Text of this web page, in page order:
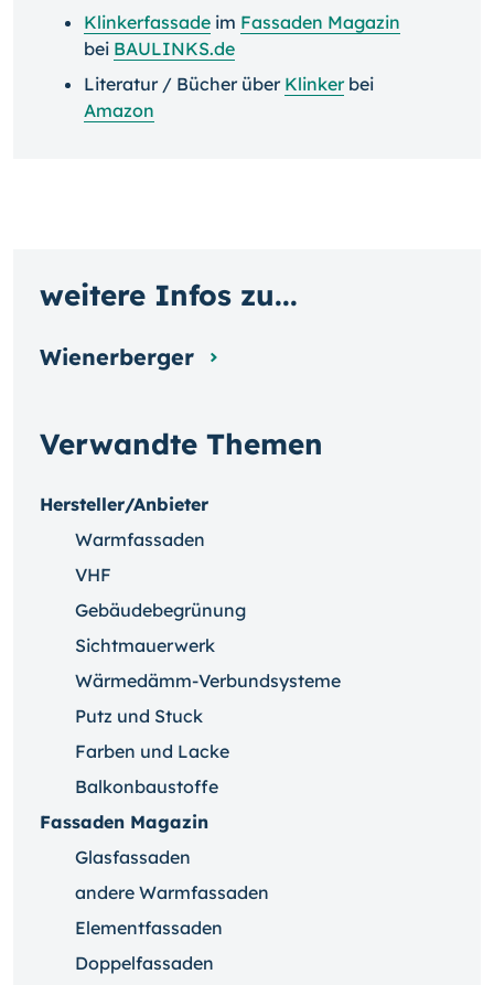
Klinkerfassade im Fassaden Magazin
bei BAULINKS.de
Literatur / Bücher über Klinkerbei
Amazon
Verwandte Themen
Hersteller/Anbieter
Warmfassaden
VHF
Gebäudebegrünung
Sichtmauerwerk
Wärmedämm-Verbundsysteme
Putz und Stuck
Farben und Lacke
Balkonbaustoffe
Fassaden Magazin
Glasfassaden
andere Warmfassaden
Elementfassaden
Doppelfassaden
weitere Infos zu...
Wienerberger